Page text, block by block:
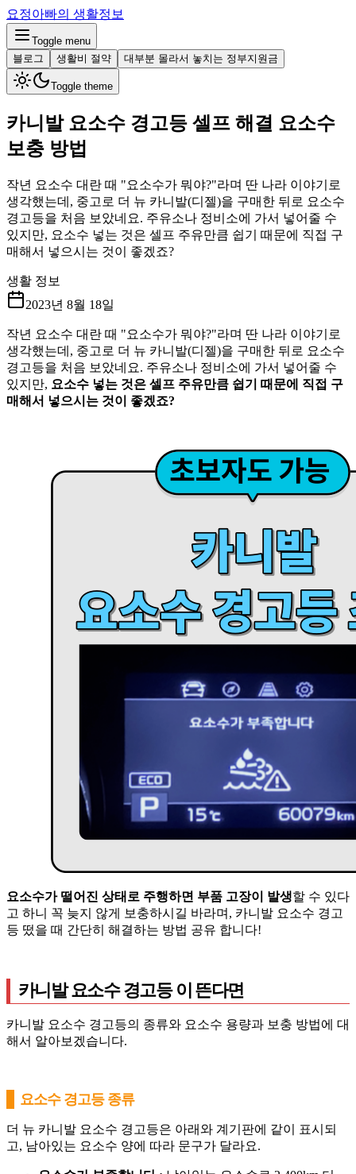
요정아빠의 생활정보
Toggle menu
블로그
생활비 절약 대부분 몰라서 놓치는 정부지원금
Toggle theme
카니발 요소수 경고등 셀프 해결 요소수
보충 방법
작년 요소수 대란 때 "요소수가 뭐야?"라며 딴 나라 이야기로
생각했는데, 중고로 더 뉴 카니발(디젤)을 구매한 뒤로 요소수
경고등을 처음 보았네요. 주유소나 정비소에 가서 넣어줄 수
있지만, 요소수 넣는 것은 셀프 주유만큼 쉽기 때문에 직접 구
매해서 넣으시는 것이 좋겠죠?
생활 정보
2023년 8월 18일
작년 요소수 대란 때 "요소수가 뭐야?"라며 딴 나라 이야기로
생각했는데, 중고로 더 뉴 카니발(디젤)을 구매한 뒤로 요소수
경고등을 처음 보았네요. 주유소나 정비소에 가서 넣어줄 수
있지만, 요소수 넣는 것은 셀프 주유만큼 쉽기 때문에 직접 구
매해서 넣으시는 것이 좋겠죠?
요소수가 떨어진 상태로 주행하면 부품 고장이 발생할 수 있다
고 하니 꼭 늦지 않게 보충하시길 바라며, 카니발 요소수 경고
등 떴을 때 간단히 해결하는 방법 공유 합니다!
카니발 요소수 경고등 이 뜬다면
카니발 요소수 경고등의 종류와 요소수 용량과 보충 방법에 대
해서 알아보겠습니다.
요소수 경고등 종류
더 뉴 카니발 요소수 경고등은 아래와 계기판에 같이 표시되
고, 남아있는 요소수 양에 따라 문구가 달라요.